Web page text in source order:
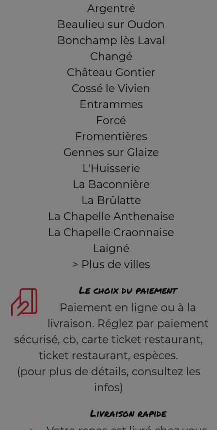
Argentré
Beaulieu sur Oudon
Bonchamp lès Laval
Changé
Château Gontier
Cossé le Vivien
Entrammes
Forcé
Fromentières
Gennes sur Glaize
L'Huisserie
La Baconnière
La Brûlatte
La Chapelle Anthenaise
La Chapelle Craonnaise
Laigné
> Plus de villes
Le choix du paiement
Paiement en ligne ou à la
livraison. Réglez par paiement
sécurisé, cb, carte ticket restaurant,
ticket restaurant, espèces.
(pour plus de détails, consultez les
infos)
Livraison rapide